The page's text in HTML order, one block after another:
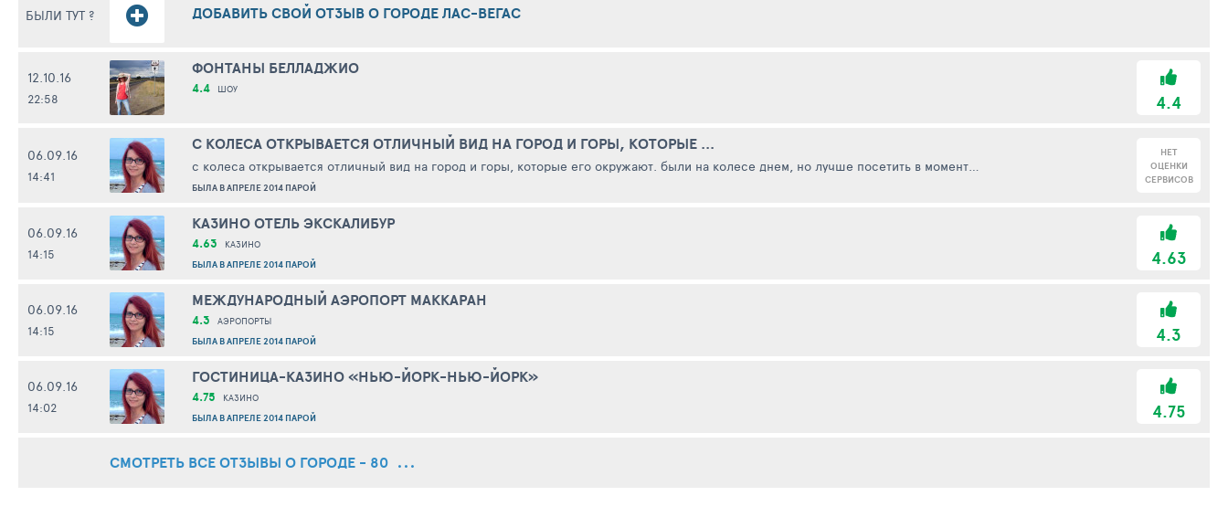
БЫЛИ ТУТ ? ДОБАВИТЬ СВОЙ ОТЗЫВ О ГОРОДЕ ЛАС-ВЕГАС
12.10.16
22:58
ФОНТАНЫ БЕЛЛАДЖИО
4.4 ШОУ
4.4
06.09.16
14:41
С КОЛЕСА ОТКРЫВАЕТСЯ ОТЛИЧНЫЙ ВИД НА ГОРОД И ГОРЫ, КОТОРЫЕ ...
с колеса открывается отличный вид на город и горы, которые его окружают. были на колесе днем, но лучше посетить в момент
приближающихся сумерек. при этом цена билета вечером дороже
БЫЛА В АПРЕЛЕ 2014 ПАРОЙ
НЕТ
ОЦЕНКИ
СЕРВИСОВ
06.09.16
14:15
КАЗИНО ОТЕЛЬ ЭКСКАЛИБУР
4.63 КАЗИНО
БЫЛА В АПРЕЛЕ 2014 ПАРОЙ 4.63
06.09.16
14:15
МЕЖДУНАРОДНЫЙ АЭРОПОРТ МАККАРАН
4.3 АЭРОПОРТЫ
БЫЛА В АПРЕЛЕ 2014 ПАРОЙ 4.3
06.09.16
14:02
ГОСТИНИЦА-КАЗИНО «НЬЮ-ЙОРК-НЬЮ-ЙОРК»
4.75 КАЗИНО
БЫЛА В АПРЕЛЕ 2014 ПАРОЙ 4.75
СМОТРЕТЬ ВСЕ ОТЗЫВЫ О ГОРОДЕ - 80